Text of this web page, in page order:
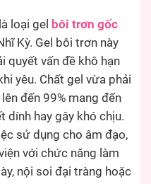
loại gel bôi trơn gốc
Kỳ. Gel bôi trơn này
quyết vấn đề khô hạn
yêu. Chất gel vừa phải
đến 99% mang đến
dính hay gây khó chịu.
sử dụng cho âm đạo,
với chức năng làm
nội soi đại tràng hoặc